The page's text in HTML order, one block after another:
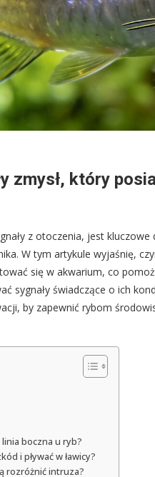
zmysł, który
z otoczenia, jest
W tym artykule wyjaśnię,
się w akwarium, co
sygnały świadczące o ich
by zapewnić rybom
boczna u ryb?
i pływać w ławicy?
rozróżnić intruza?